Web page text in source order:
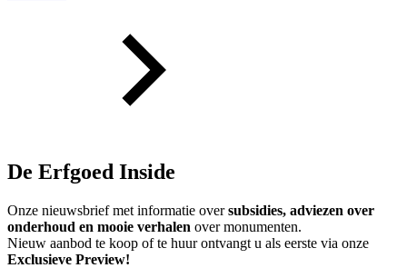
De Erfgoed Inside
Onze nieuwsbrief met informatie oversubsidies, adviezen over
onderhoud en mooie verhalen over monumenten.
Nieuw aanbod te koop of te huur ontvangt u als eerste via onze
Exclusieve Preview!